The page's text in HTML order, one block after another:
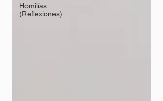
Homilías
(Reflexiones)